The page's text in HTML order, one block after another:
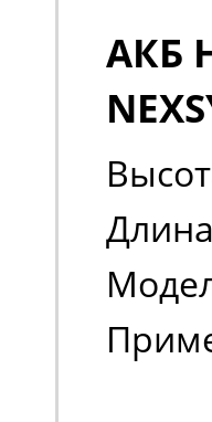
АКБ